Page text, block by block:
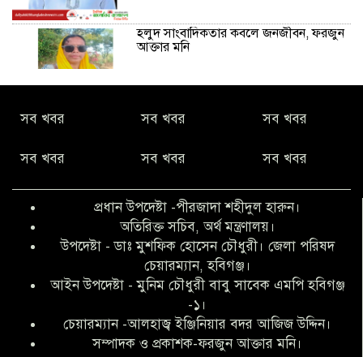
হলুদ সাংবাদিকতার কবলে জনজীবন, ফরজুন
আক্তার মনি
কিবরিয়া
বৃত্তি পরীক্ষার সুযোগ করে দিলেন প্রধান শিক্ষক
ফারুক মাস্টার
আব্দুল হক তালুকদার ফাউন্ডেশন মানবতার
শিকড় ছুঁই ছুঁই,ফরজুন আক্তার মনি
সিলেট রেঞ্জের শ্রেষ্ঠ ওসি নির্বাচিত হলেন
নবীগঞ্জ থানার ওসি মোনায়েম
সব খবর সব খবর সব খবর
সব খবর সব খবর সব খবর
প্রধান উপদেষ্টা -পীরজাদা শহীদুল হারুন।
অতিরিক্ত সচিব, অর্থ মন্ত্রণালয়।
উপদেষ্টা - ডাঃ মুশফিক হোসেন চৌধুরী। জেলা পরিষদ
চেয়ারম্যান, হবিগঞ্জ।
আইন উপদেষ্টা - মুনিম চৌধুরী বাবু সাবেক এমপি হবিগঞ্জ
-১।
চেয়ারম্যান -আলহাজ্ব ইঞ্জিনিয়ার বদর আজিজ উদ্দিন।
সম্পাদক ও প্রকাশক-ফরজুন আক্তার মনি।